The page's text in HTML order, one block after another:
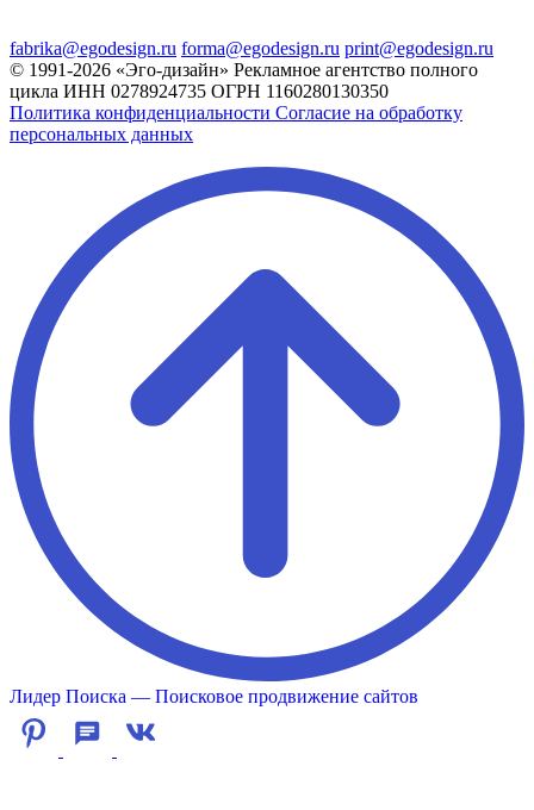
fabrika@egodesign.ru forma@egodesign.ru print@egodesign.ru
© 1991-2026 «Эго-дизайн» Рекламное агентство полного
цикла ИНН 0278924735 ОГРН 1160280130350
Политика конфиденциальности Согласие на обработку
персональных данных
Лидер Поиска — Поисковое продвижение сайтов